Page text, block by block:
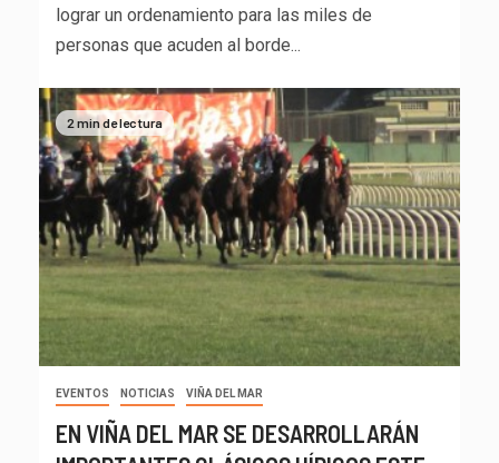
lograr un ordenamiento para las miles de
personas que acuden al borde...
2 min de lectura
EVENTOS NOTICIAS VIÑA DEL MAR
EN VIÑA DEL MAR SE DESARROLLARÁN